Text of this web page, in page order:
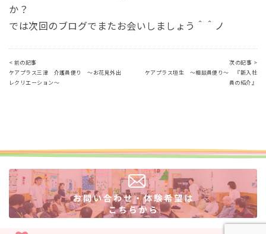
か？
では次回のブログでまたお会いしましょう＾＾ノ
< 前の記事
ケアプラス三津 介護員便り ～お花見外出
レクリエーション～
次の記事 >
ケアプラス垣生 ～相談員便り～ 『新入社
員の紹介』